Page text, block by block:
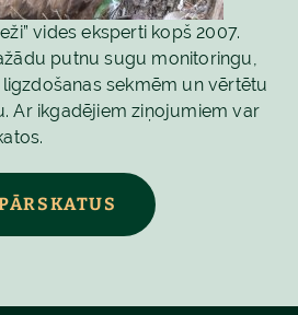
vides eksperti kopš 2007.
putnu sugu monitoringu,
sekmēm un vērtētu
Ar ikgadējiem ziņojumiem var